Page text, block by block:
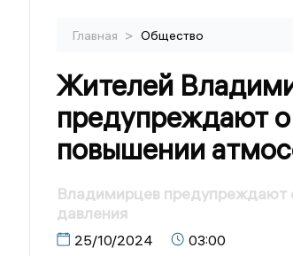
Главная > Общество
Жителей
предупреждают
повышении
Владимирцев предупреждают
давления
25/10/2024 03:00